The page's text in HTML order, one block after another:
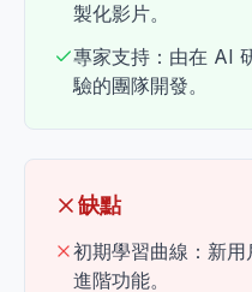
製化影片。
專家支持：由在 AI
驗的團隊開發。
缺點
初期學習曲線：新
進階功能。